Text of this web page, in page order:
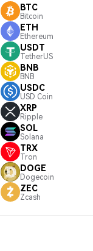
BTC
Bitcoin
ETH
Ethereum
USDT
TetherUS
BNB
BNB
USDC
USD Coin
XRP
Ripple
SOL
Solana
TRX
Tron
DOGE
Dogecoin
ZEC
Zcash